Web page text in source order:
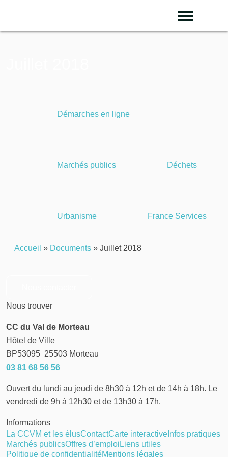
Démarches en ligne
Marchés publics Déchets
Urbanisme France Services
Accueil » Documents » Juillet 2018
Nous trouver
CC du Val de Morteau
Hôtel de Ville
BP53095 25503 Morteau
03 81 68 56 56
Ouvert du lundi au jeudi de 8h30 à 12h et de 14h à 18h. Le
vendredi de 9h à 12h30 et de 13h30 à 17h.
Informations
La CCVM et les élusContactCarte interactive Infos pratiques
Marchés publicsOffres d’emploi Liens utiles
Politique de confidentialitéMentions légales